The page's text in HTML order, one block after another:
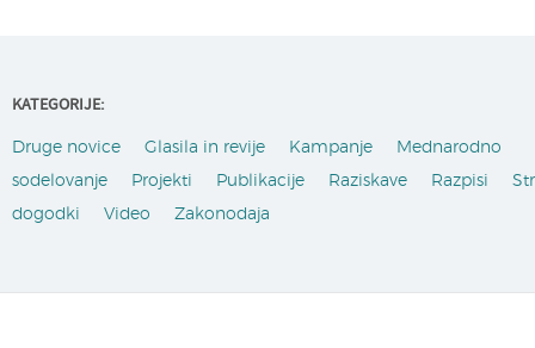
KATEGORIJE:
Druge novice Glasila in revije Kampanje
Mednarodno
sodelovanje
Projekti Publikacije Raziskave Razpisi
dogodki
Video Zakonodaja